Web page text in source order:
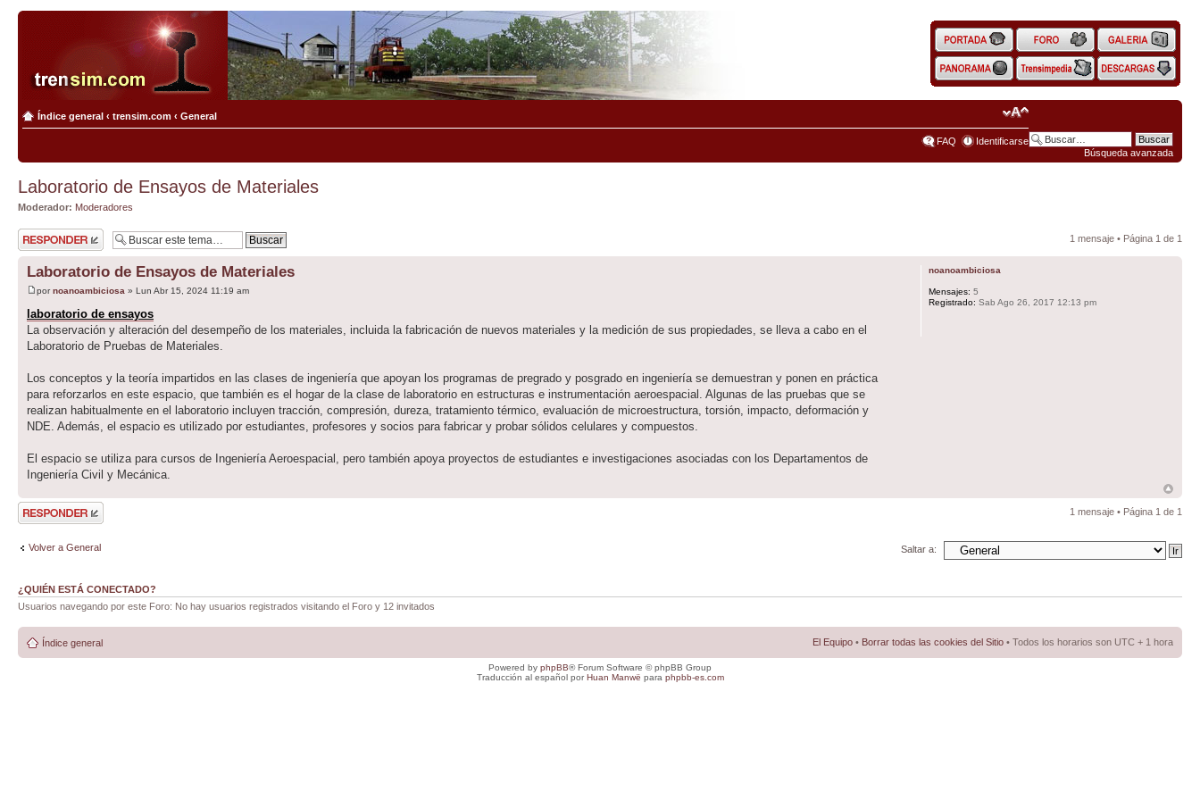
Búsqueda avanzada
Índice general ‹ trensim.com ‹ General
FAQ Identificarse
Laboratorio de Ensayos de Materiales
Moderador: Moderadores
Publicar una
respuesta
1 mensaje • Página 1 de 1
Laboratorio de Ensayos de Materiales
pornoanoambiciosa » Lun Abr 15, 2024 11:19 am
laboratorio de ensayos
La observación y alteración del desempeño de los materiales, incluida la fabricación de nuevos materiales y la medición de sus propiedades, se lleva a cabo en el
Laboratorio de Pruebas de Materiales.
Los conceptos y la teoría impartidos en las clases de ingeniería que apoyan los programas de pregrado y posgrado en ingeniería se demuestran y ponen en práctica
para reforzarlos en este espacio, que también es el hogar de la clase de laboratorio en estructuras e instrumentación aeroespacial. Algunas de las pruebas que se
realizan habitualmente en el laboratorio incluyen tracción, compresión, dureza, tratamiento térmico, evaluación de microestructura, torsión, impacto, deformación y
NDE. Además, el espacio es utilizado por estudiantes, profesores y socios para fabricar y probar sólidos celulares y compuestos.
El espacio se utiliza para cursos de Ingeniería Aeroespacial, pero también apoya proyectos de estudiantes e investigaciones asociadas con los Departamentos de
Ingeniería Civil y Mecánica.
noanoambiciosa
Mensajes: 5
Registrado: Sab Ago 26, 2017 12:13 pm
Publicar una
respuesta
1 mensaje • Página 1 de 1
Volver a General Saltar a:
¿QUIÉN ESTÁ CONECTADO?
Usuarios navegando por este Foro: No hay usuarios registrados visitando el Foro y 12 invitados
Índice general El Equipo • Borrar todas las cookies del Sitio • Todos los horarios son UTC + 1 hora
Powered by phpBB® Forum Software © phpBB Group
Traducción al español porHuan Manwë para phpbb-es.com